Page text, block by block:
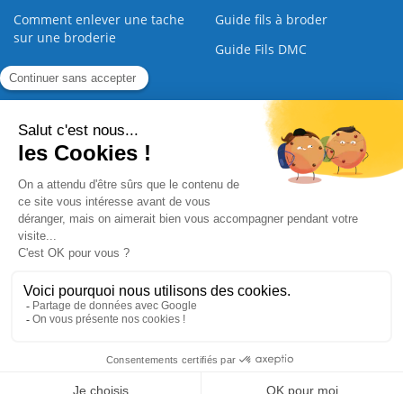
Comment enlever une tache
sur une broderie
Guide fils à broder
Guide Fils DMC
Guide de la Broderie
Commande Papier Qui sommes nous Nous contacter |
Paiement sécurisé
2008 - 2026 © CreaMagic. ALL Rights Reserved.